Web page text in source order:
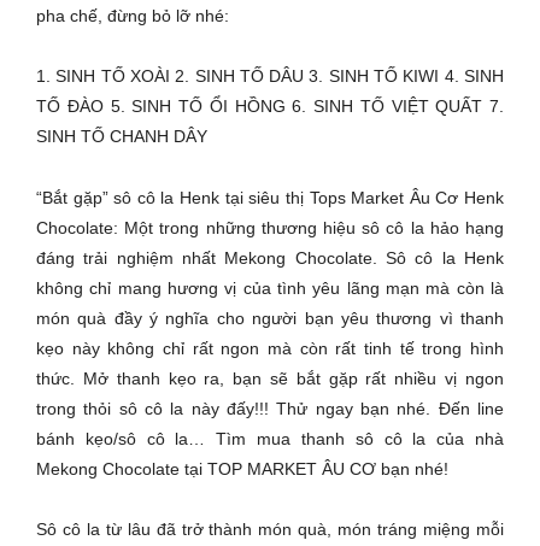
pha chế, đừng bỏ lỡ nhé:
1. SINH TỐ XOÀI 2. SINH TỐ DÂU 3. SINH TỐ KIWI 4. SINH
TỐ ĐÀO 5. SINH TỐ ỔI HỒNG 6. SINH TỐ VIỆT QUẤT 7.
SINH TỐ CHANH DÂY
“Bắt gặp” sô cô la Henk tại siêu thị Tops Market Âu Cơ Henk
Chocolate: Một trong những thương hiệu sô cô la hảo hạng
đáng trải nghiệm nhất Mekong Chocolate. Sô cô la Henk
không chỉ mang hương vị của tình yêu lãng mạn mà còn là
món quà đầy ý nghĩa cho người bạn yêu thương vì thanh
kẹo này không chỉ rất ngon mà còn rất tinh tế trong hình
thức. Mở thanh kẹo ra, bạn sẽ bắt gặp rất nhiều vị ngon
trong thỏi sô cô la này đấy!!! Thử ngay bạn nhé. Đến line
bánh kẹo/sô cô la… Tìm mua thanh sô cô la của nhà
Mekong Chocolate tại TOP MARKET ÂU CƠ bạn nhé!
Sô cô la từ lâu đã trở thành món quà, món tráng miệng mỗi